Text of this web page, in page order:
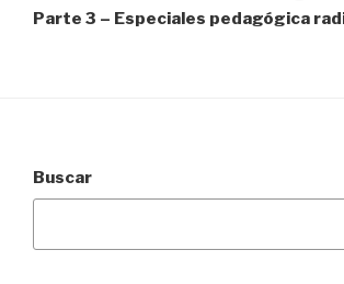
Parte 3 – Especiales pedagógica
Buscar